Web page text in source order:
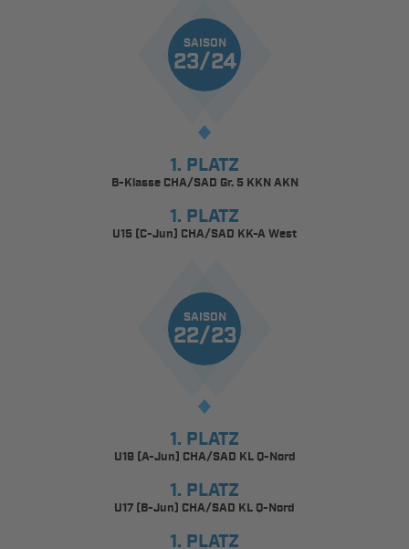
SAISON
23/24
1. PLATZ
B-Klasse CHA/SAD Gr. 5 KKN AKN
1. PLATZ
U15 (C-Jun) CHA/SAD KK-A West
SAISON
22/23
1. PLATZ
U19 (A-Jun) CHA/SAD KL Q-Nord
1. PLATZ
U17 (B-Jun) CHA/SAD KL Q-Nord
1. PLATZ